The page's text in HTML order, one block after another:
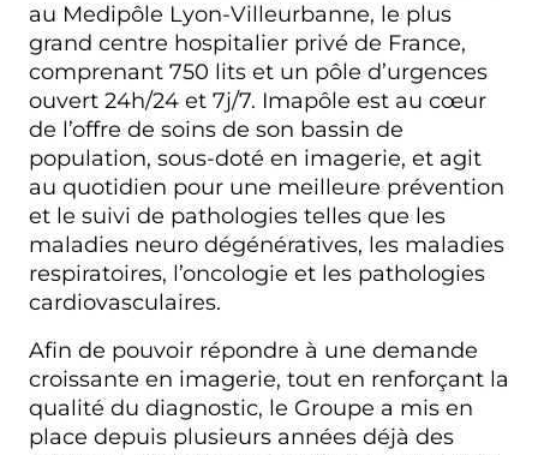
au Medipôle Lyon-Villeurbanne, le plus
grand centre hospitalier privé de France,
comprenant 750 lits et un pôle d’urgences
ouvert 24h/24 et 7j/7. Imapôle est au cœur
de l’offre de soins de son bassin de
population, sous-doté en imagerie, et agit
au quotidien pour une meilleure prévention
et le suivi de pathologies telles que les
maladies neuro dégénératives, les maladies
respiratoires, l’oncologie et les pathologies
cardiovasculaires.
Afin de pouvoir répondre à une demande
croissante en imagerie, tout en renforçant la
qualité du diagnostic, le Groupe a mis en
place depuis plusieurs années déjà des